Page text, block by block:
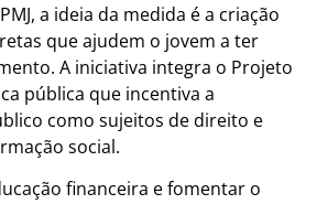
a ideia da medida é a criação
que ajudem o jovem a ter
A iniciativa integra o Projeto
pública que incentiva a
como sujeitos de direito e
social.
financeira e fomentar o